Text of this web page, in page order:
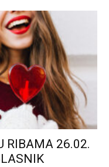
RIBAMA 26.02.